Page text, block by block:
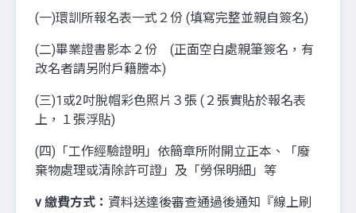
(一)環訓所報名表一式２份 (填寫完整並親自簽名)
(二)畢業證書影本２份 (正面空白處親筆簽名，有
改名者請另附戶籍謄本)
(三)1或2吋脫帽彩色照片３張 (２張實貼於報名表
上，１張浮貼)
(四)「工作經驗證明」依簡章所附開立正本、「廢
棄物處理或清除許可證」及「勞保明細」等
v 繳費方式： 資料送達後審查通過後通知『線上刷